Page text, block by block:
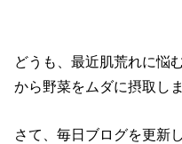
どうも、最近肌荒れに悩
から野菜をムダに摂取しま
さて、毎日ブログを更新